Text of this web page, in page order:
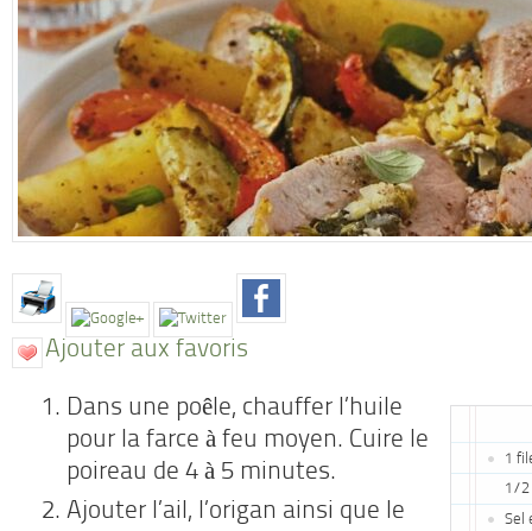
Ajouter aux favoris
1
1/2
Sel
Dans une poêle, chauffer l’huile
pour la farce à feu moyen. Cuire le
poireau de 4 à 5 minutes.
Ajouter l’ail, l’origan ainsi que le